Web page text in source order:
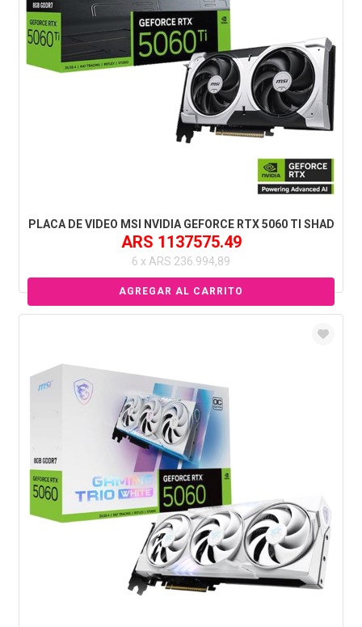
PLACA DE VIDEO MSI NVIDIA GEFORCE RTX 5060 TI SHAD
ARS 1137575.49
6 x ARS 236.994,89